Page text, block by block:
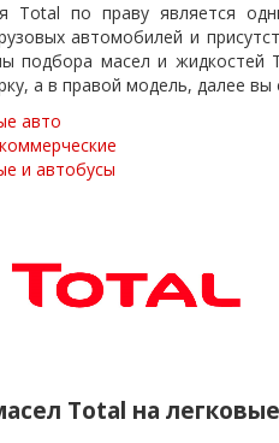
Total по праву является
автомобилей и
подбора масел и жидкостей
а в правой модель, далее
авто
и автобусы
Total на